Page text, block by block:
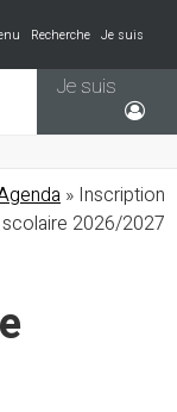
Recherche
Je suis
Je suis
» Inscription
scolaire 2026/2027